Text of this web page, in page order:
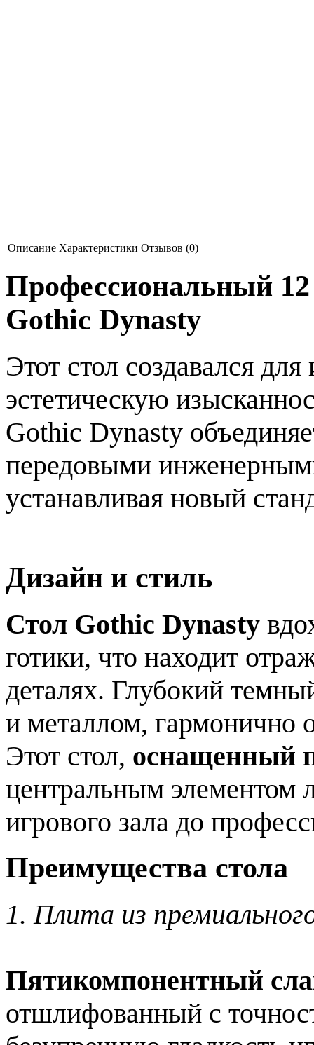
Описание Характеристики Отзывов (0)
Профессиональный
Gothic Dynasty
Этот стол создавался
эстетическую
Gothic Dynasty
передовыми
устанавливая новый
Дизайн и стиль
Стол Gothic Dynasty
готики, что находит
деталях. Глубокий
и металлом, гармонично
Этот стол, оснащенный
центральным элементом
игрового зала до
Преимущества стола
1. Плита из
Пятикомпонентный
отшлифованный с